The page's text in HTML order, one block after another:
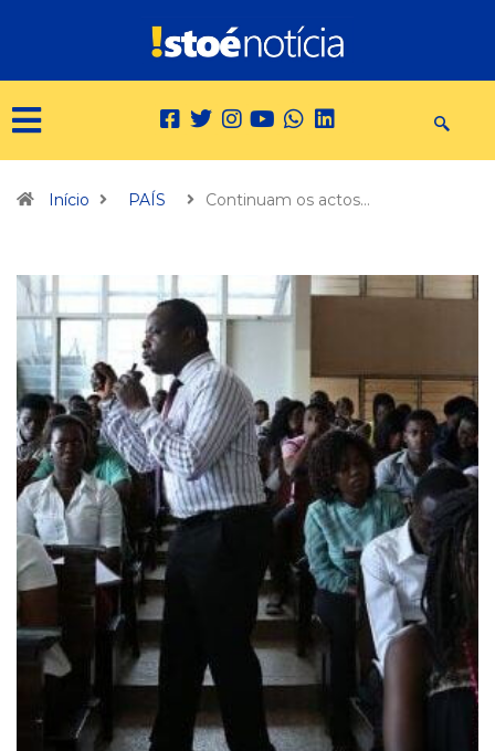
Início PAÍS Continuam os actos…